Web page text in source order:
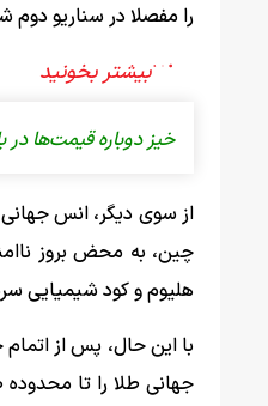
را مفصلا در سناریو دوم
خیز دوباره قیمت‌‌ها در
از سوی دیگر، انس
چین، به محض بروز
هلیوم و کود شیمیایی
با این حال، پس از